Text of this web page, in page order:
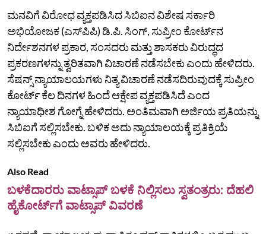
ಮನವಿಗೆ ವಿರೋಧ ವ್ಯಕ್ತಪಡಿಸಿದ ಸಿಬಿಐನ ವಿಶೇಷ ಸರ್ಕಾರಿ
ಅಭಿಯೋಜಕ (ಎಸ್‌ಪಿಪಿ) ಡಿ.ಪಿ. ಸಿಂಗ್, ಸುಪ್ರೀಂ ಕೋರ್ಟ್‌ನ
ನಿರ್ದೇಶನಗಳ ಪ್ರಕಾರ, ಸಂಸದರು ಮತ್ತು ಶಾಸಕರು ವಿರುದ್ಧದ
ಪ್ರಕರಣಗಳನ್ನು ತ್ವರಿತವಾಗಿ ವಿಚಾರಣೆ ನಡೆಸಬೇಕು ಎಂದು ಹೇಳಿದರು.
ಸೆಷನ್ಸ್‌ ನ್ಯಾಯಾಲಯಗಳು ನಿತ್ಯ ವಿಚಾರಣೆ ನಡೆಸದಿರುವುದಕ್ಕೆ ಸುಪ್ರೀಂ
ಕೋರ್ಟ್‌ ಕೆಲ ದಿನಗಳ ಹಿಂದೆ ಆಕ್ಷೇಪ ವ್ಯಕ್ತಪಡಿಸಿದೆ ಎಂದ
ನ್ಯಾಯಾಧೀಶ ಗೋಗ್ನೆ ಹೇಳಿದರು. ಅಂತಿಮವಾಗಿ ಅರ್ಜಿಯ ಪ್ರತಿಯನ್ನು
ಸಿಬಿಐಗೆ ಸಲ್ಲಿಸಬೇಕು. ಬಳಿಕ ಅದು ನ್ಯಾಯಾಲಯಕ್ಕೆ ಪ್ರತಿಕ್ರಿಯೆ
ಸಲ್ಲಿಸಬೇಕು ಎಂದು ಅವರು ಹೇಳಿದರು.
Also Read
ಬಳಕೆದಾರರು ವಾಟ್ಸಾಪ್‌ ಬಳಕೆ ನಿಲ್ಲಿಸಲು ಸ್ವತಂತ್ರರು: ದೆಹಲಿ
ಹೈಕೋರ್ಟ್‌ಗೆ ವಾಟ್ಸಾಪ್‌ ವಿವರಣೆ